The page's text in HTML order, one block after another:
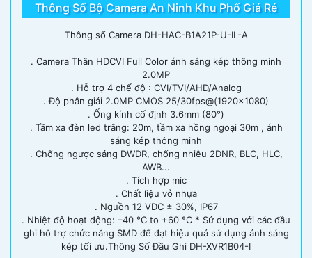
Thông Số Bộ Camera An Ninh Khu Phố Giá Rẻ
Thông số Camera DH-HAC-B1A21P-U-IL-A
. Camera Thân HDCVI Full Color ánh sáng kép thông minh
2.0MP
. Hỗ trợ 4 chế độ : CVI/TVI/AHD/Analog
. Độ phân giải 2.0MP CMOS 25/30fps@(1920x1080)
. Ống kính cố định 3.6mm (80°)
. Tầm xa đèn led trắng: 20m, tầm xa hồng ngoại 30m , ánh
sáng kép thông minh
. Chống ngược sáng DWDR, chống nhiễu 2DNR, BLC, HLC,
AWB...
. Tích hợp mic
. Chất liệu vỏ nhựa
. Nguồn 12 VDC ± 30%, IP67
. Nhiệt độ hoạt động: –40 °C to +60 °C * Sử dụng với các đầu
ghi hỗ trợ chức năng SMD để đạt hiệu quả sử dụng ánh sáng
kép tối ưu.Thông Số Đầu Ghi DH-XVR1B04-I